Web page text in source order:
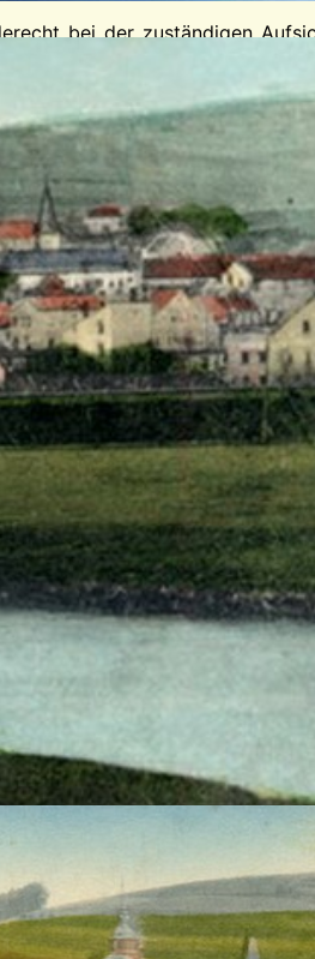
bei der zuständigen
in dem sich der Sitz
DE/Infothek/
Vertrags automatisiert
der Daten an
Auskunft über
auf Berichtigung, Sperrung
die im Impressum aufgeführten
uns als Seitenbetreiber
mitlesbar. Sie erkennen
uns übermittelt. Dies sind:
Datenverarbeitung bildet Art.